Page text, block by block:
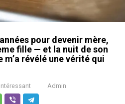
pour devenir mère,
fille — et la nuit de son
m’a révélé une vérité qui
Intéressant Admin